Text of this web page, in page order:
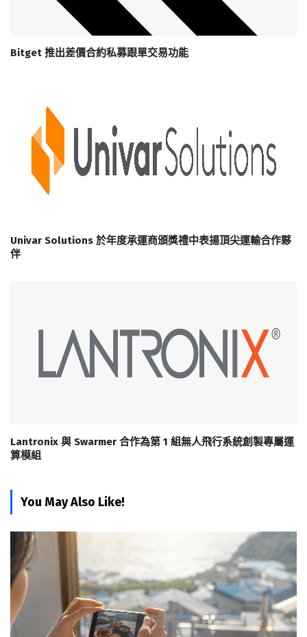
Bitget 推出差價合約私募跟單交易功能
Univar Solutions 於年度承運商頒獎禮中表揚頂尖運輸合作夥
伴
Lantronix 與 Swarmer 合作為第 1 組無人飛行系統創製專屬運
算模組
You May Also Like!